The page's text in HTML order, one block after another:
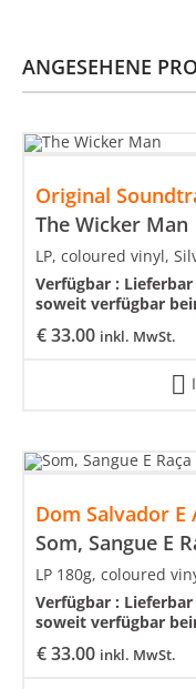
ANGESEHENE
Original
The Wicker Man
€33.00 inkl. MwSt.
LP, coloured vinyl,
Verfügbar :
soweit verfügbar
Dom Salvador E
Som, Sangue E
€33.00 inkl. MwSt.
LP 180g, coloured
Verfügbar :
soweit verfügbar